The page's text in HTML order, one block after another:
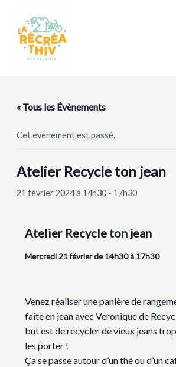
contenu
« Tous les Évènements
Cet évènement est passé.
Atelier Recycle ton jean
21 février 2024 à 14h30- 17h30
Atelier Recycle ton jean
Mercredi 21 février de 14h30 à 17h30
Venez réaliser une panière de
faite en jean avec Véronique de
but est de recycler de vieux jeans
les porter !
Ça se passe autour d’un thé ou d’un